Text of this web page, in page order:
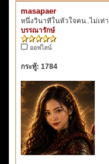
masapaer
หนึ่งวินาทีในหัวใจคน..ไม่เท่า
บรรณารักษ์
ออฟไลน์
กระทู้: 1784